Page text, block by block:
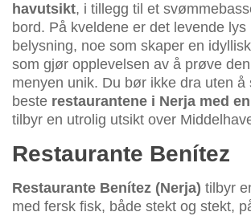
havutsikt, i tillegg til et
bord. På kveldene er det levende lys
belysning, noe som skaper en
som gjør opplevelsen av å prøve
menyen unik. Du bør ikke dra uten å
beste restaurantene i Nerja med
tilbyr en utrolig utsikt over
Restaurante Benítez
Restaurante Benítez (Nerja) tilbyr
med fersk fisk, både stekt og stekt,